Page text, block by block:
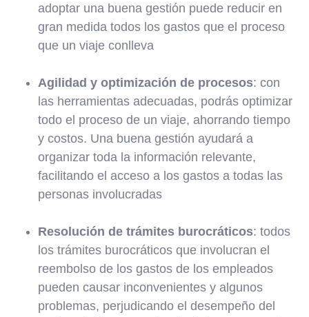
adoptar una buena gestión puede reducir en
gran medida todos los gastos que el proceso
que un viaje conlleva
Agilidad y optimización de procesos: con
las herramientas adecuadas, podrás optimizar
todo el proceso de un viaje, ahorrando tiempo
y costos. Una buena gestión ayudará a
organizar toda la información relevante,
facilitando el acceso a los gastos a todas las
personas involucradas
Resolución de trámites burocráticos: todos
los trámites burocráticos que involucran el
reembolso de los gastos de los empleados
pueden causar inconvenientes y algunos
problemas, perjudicando el desempeño del